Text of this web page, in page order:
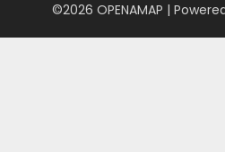
©2026 OPENAMAP |